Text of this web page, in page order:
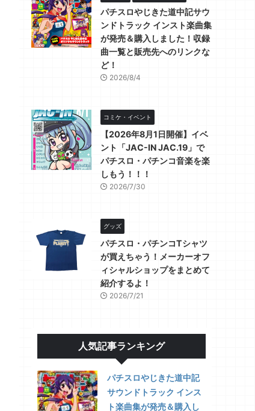
パチスロやじきた道中記サウ
ンドトラック インスト楽曲集
が発売＆購入しました！収録
曲一覧と販売先へのリンクな
ど！
2026/8/4
コミケ・イベント
【2026年8月1日開催】イベ
ント「JAC-IN JAC.19」で
パチスロ・パチンコ音楽を楽
しもう！！！
2026/7/30
グッズ
パチスロ・パチンコTシャツ
が買えちゃう！メーカーオフ
ィシャルショップをまとめて
紹介するよ！
2026/7/21
人気記事ランキング
パチスロやじきた道中記
サウンドトラック インス
ト楽曲集が発売＆購入し